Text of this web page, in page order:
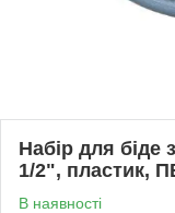
Набір для біде
1/2", пластик,
В наявності